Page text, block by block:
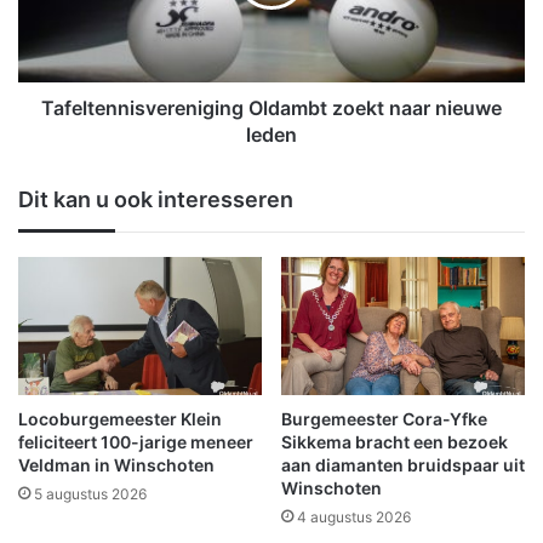
b
W
h
o
t
(
H
C
W
)
H
e
n
n
r
e
n
i
n
g
O
l
d
a
Tafeltennisvereniging Oldambt zoekt naar nieuwe
leden
Dit kan u ook interesseren
Locoburgemeester Klein
feliciteert 100-jarige meneer
Veldman in Winschoten
5 augustus 2026
Burgemeester Cora-Yfke
Sikkema bracht een bezoek
aan diamanten bruidspaar uit
Winschoten
4 augustus 2026